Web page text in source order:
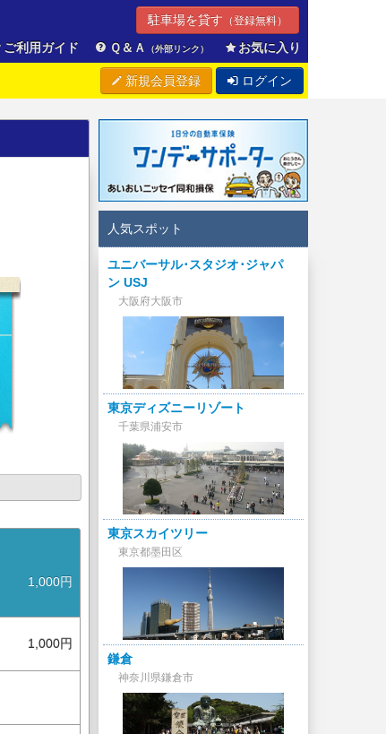
駐車場を貸す （登録無料）
ご利用ガイド Ｑ＆Ａ （外部リンク） お気に入り
新規会員登録 ログイン
1,000円
1,000円
人気スポット
ユニバーサル･スタジオ･ジャパ
ン USJ
大阪府大阪市
東京ディズニーリゾート
千葉県浦安市
東京スカイツリー
東京都墨田区
鎌倉
神奈川県鎌倉市